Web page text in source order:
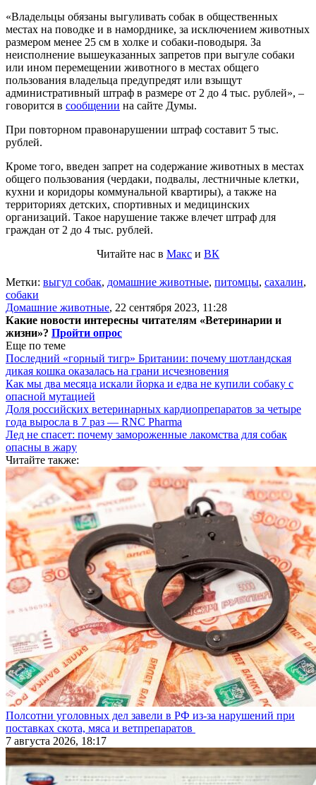
«Владельцы обязаны выгуливать собак в общественных
местах на поводке и в наморднике, за исключением животных
размером менее 25 см в холке и собаки-поводыря. За
неисполнение вышеуказанных запретов при выгуле собаки
или ином перемещении животного в местах общего
пользования владельца предупредят или взыщут
административный штраф в размере от 2 до 4 тыс. рублей», –
говорится в сообщении на сайте Думы.
При повторном правонарушении штраф составит 5 тыс.
рублей.
Кроме того, введен запрет на содержание животных в местах
общего пользования (чердаки, подвалы, лестничные клетки,
кухни и коридоры коммунальной квартиры), а также на
территориях детских, спортивных и медицинских
организаций. Такое нарушение также влечет штраф для
граждан от 2 до 4 тыс. рублей.
Читайте нас в Макс и ВК
Метки: выгул собак, домашние животные, питомцы, сахалин,
собаки
Домашние животные, 22 сентября 2023, 11:28
Какие новости интересны читателям «Ветеринарии и
жизни»? Пройти опрос
Еще по теме
Последний «горный тигр» Британии: почему шотландская
дикая кошка оказалась на грани исчезновения
Как мы два месяца искали йорка и едва не купили собаку с
опасной мутацией
Доля российских ветеринарных кардиопрепаратов за четыре
года выросла в 7 раз — RNC Pharma
Лед не спасет: почему замороженные лакомства для собак
опасны в жару
Читайте также:
Полсотни уголовных дел завели в РФ из-за нарушений при
поставках скота, мяса и ветпрепаратов
7 августа 2026, 18:17